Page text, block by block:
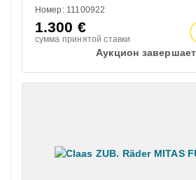
Номер: 11100922
1.300 €
сумма принятой ставки
Аукцион